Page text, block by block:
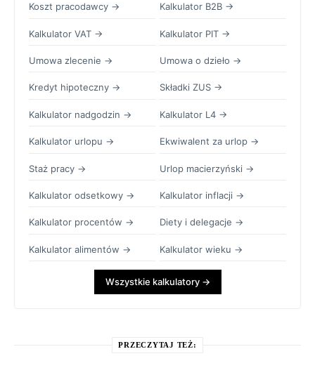
Koszt pracodawcy → Kalkulator B2B →
Kalkulator VAT → Kalkulator PIT →
Umowa zlecenie → Umowa o dzieło →
Kredyt hipoteczny → Składki ZUS →
Kalkulator nadgodzin → Kalkulator L4 →
Kalkulator urlopu → Ekwiwalent za urlop →
Staż pracy → Urlop macierzyński →
Kalkulator odsetkowy → Kalkulator inflacji →
Kalkulator procentów → Diety i delegacje →
Kalkulator alimentów → Kalkulator wieku →
Wszystkie kalkulatory →
PRZECZYTAJ TEŻ: